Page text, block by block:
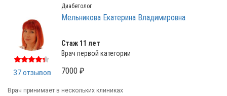
37 отзывов
Диабетолог
Мельникова Екатерина Владимировна
Стаж 11 лет
Врач первой категории
7000 ₽
Врач принимает в нескольких клиниках